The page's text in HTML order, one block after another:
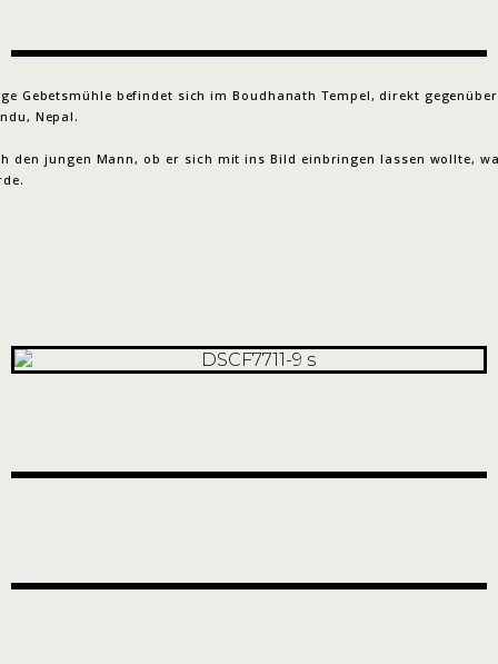
Gebetsmühle befindet sich im Boudhanath Tempel, direkt
Nepal.
den jungen Mann, ob er sich mit ins Bild einbringen lassen wollte,